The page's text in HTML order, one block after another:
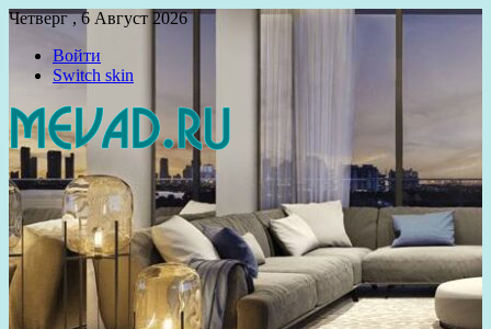
Четверг , 6 Август 2026
Войти
Switch skin